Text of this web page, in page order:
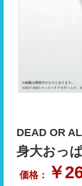
DEAD OR
身大おっ
￥